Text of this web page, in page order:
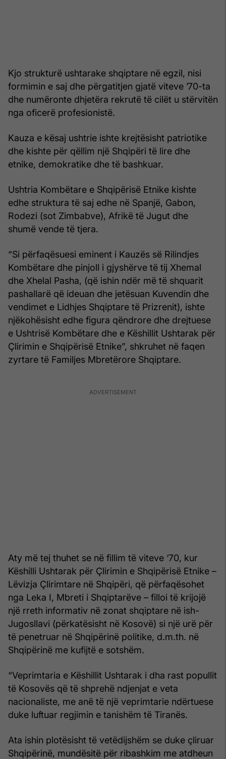
Kjo strukturë ushtarake shqiptare në egzil, nisi
formimin e saj dhe përgatitjen gjatë viteve ’70-ta
dhe numëronte dhjetëra rekrutë të cilët u stërvitën
nga oficerë profesionistë.
Kauza e kësaj ushtrie ishte krejtësisht patriotike
dhe kishte për qëllim një Shqipëri të lire dhe
etnike, demokratike dhe të bashkuar.
Ushtria Kombëtare e Shqipërisë Etnike kishte
edhe struktura të saj edhe në Spanjë, Gabon,
Rodezi (sot Zimbabve), Afrikë të Jugut dhe
shumë vende të tjera.
“Si përfaqësuesi eminent i Kauzës së Rilindjes
Kombëtare dhe pinjoll i gjyshërve të tij Xhemal
dhe Xhelal Pasha, (që ishin ndër më të shquarit
pashallarë që ideuan dhe jetësuan Kuvendin dhe
vendimet e Lidhjes Shqiptare të Prizrenit), ishte
njëkohësisht edhe figura qëndrore dhe drejtuese
e Ushtrisë Kombëtare dhe e Këshillit Ushtarak për
Çlirimin e Shqipërisë Etnike”, shkruhet në faqen
zyrtare të Familjes Mbretërore Shqiptare.
Aty më tej thuhet se në fillim të viteve ‘70, kur
Këshilli Ushtarak për Çlirimin e Shqipërisë Etnike –
Lëvizja Çlirimtare në Shqipëri, që përfaqësohet
nga Leka I, Mbreti i Shqiptarëve – filloi të krijojë
një rreth informativ në zonat shqiptare në ish-
Jugosllavi (përkatësisht në Kosovë) si një urë për
të penetruar në Shqipërinë politike, d.m.th. në
Shqipërinë me kufijtë e sotshëm.
“Veprimtaria e Këshillit Ushtarak i dha rast popullit
të Kosovës që të shprehë ndjenjat e veta
nacionaliste, me anë të një veprimtarie ndërtuese
duke luftuar regjimin e tanishëm të Tiranës.
Ata ishin plotësisht të vetëdijshëm se duke çliruar
Shqipërinë, mundësitë për ribashkim me atdheun